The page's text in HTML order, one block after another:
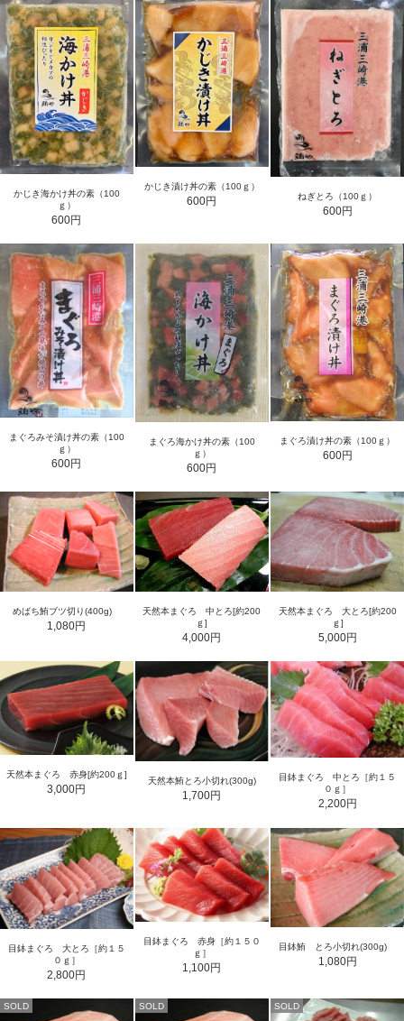
かじき海かけ丼の素（100
ｇ）
600円
かじき漬け丼の素（100ｇ）
600円 ねぎとろ（100ｇ）
600円
まぐろみそ漬け丼の素（100
ｇ）
600円
まぐろ海かけ丼の素（100
ｇ）
600円
まぐろ漬け丼の素（100ｇ）
600円
めばち鮪ブツ切り(400g)
1,080円
天然本まぐろ 中とろ[約200
ｇ]
4,000円
天然本まぐろ 大とろ[約200
ｇ]
5,000円
天然本まぐろ 赤身[約200ｇ]
3,000円
天然本鮪とろ小切れ(300g)
1,700円
目鉢まぐろ 中とろ［約１５
０ｇ］
2,200円
目鉢まぐろ 大とろ［約１５
０ｇ］
2,800円
目鉢まぐろ 赤身［約１５０
ｇ］
1,100円
目鉢鮪 とろ小切れ(300g)
1,080円
SOLD SOLD SOLD